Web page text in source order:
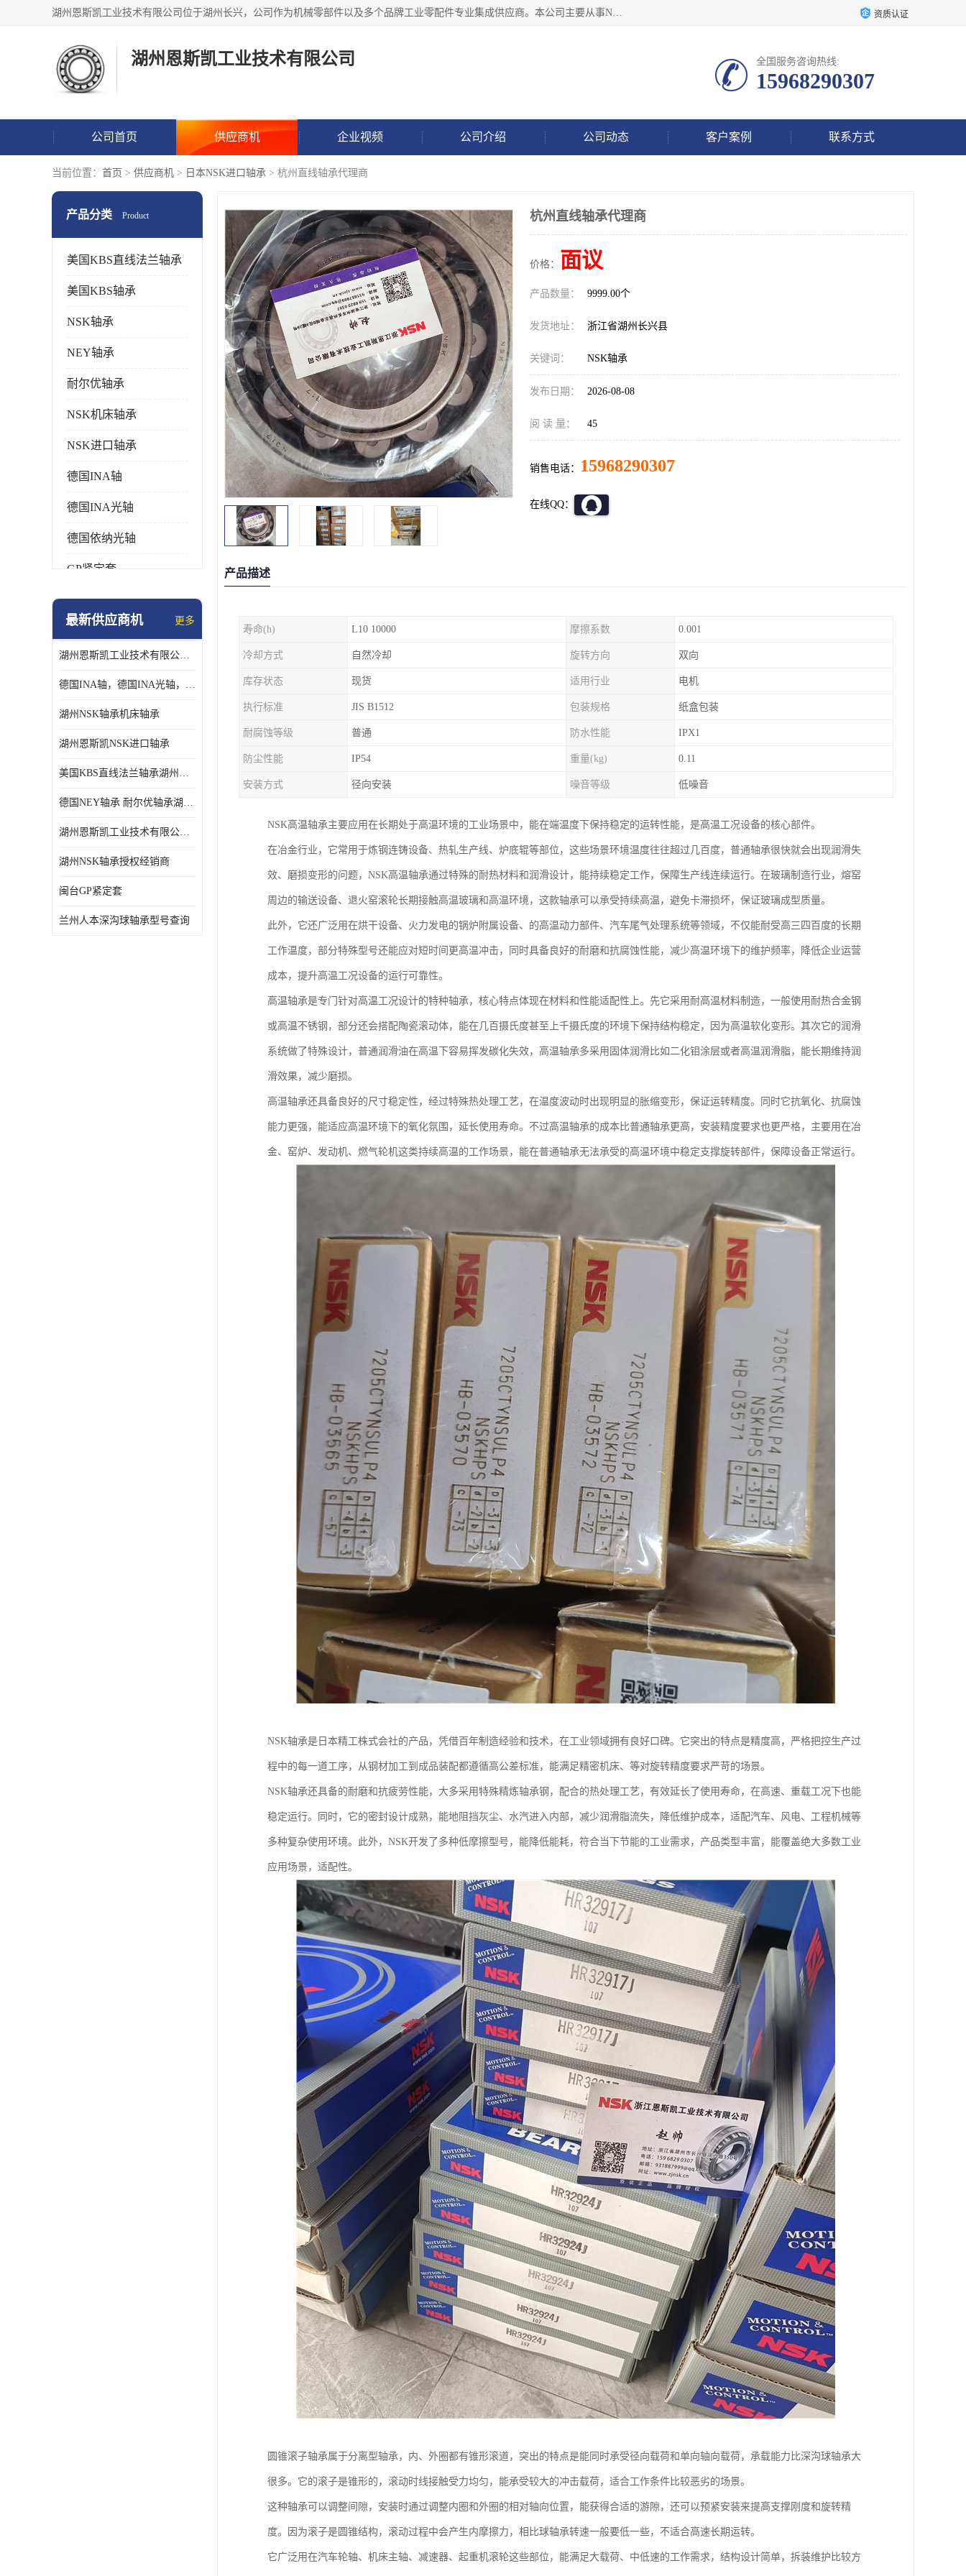
湖州恩斯凯工业技术有限公司位于湖州长兴，公司作为机械零部件以及多个品牌工业零配件专业集成供应商。本公司主要从事NSK进口轴承、SKF进口轴承、FAG进口轴承、NTN进口轴承、国产轴承：ZWZ、HRB、C&U轴承外球面轴承、导轨、丝杠、滑块、 润滑油、工业皮带及其他工业零部件的销售. 资质认证
湖州恩斯凯工业技术有限公司 全国服务咨询热线:
15968290307
公司首页 供应商机 企业视频 公司介绍 公司动态 客户案例 联系方式
当前位置： 首页 > 供应商机 > 日本NSK进口轴承 > 杭州直线轴承代理商
产品分类 Product
美国KBS直线法兰轴承
美国KBS轴承
NSK轴承
NEY轴承
耐尔优轴承
NSK机床轴承
NSK进口轴承
德国INA轴
德国INA光轴
德国依纳光轴
GP紧定套
SKF轴承
日本NSK进口轴承
德国INA进口轴承
最新供应商机 更多
湖州恩斯凯工业技术有限公司 湖州NSK轴承
德国INA轴，德国INA光轴，德国依纳光轴
湖州NSK轴承机床轴承
湖州恩斯凯NSK进口轴承
美国KBS直线法兰轴承湖州KBS轴承
德国NEY轴承 耐尔优轴承湖州代理商
湖州恩斯凯工业技术有限公司NSK轴承*经销商
湖州NSK轴承授权经销商
闽台GP紧定套
兰州人本深沟球轴承型号查询
杭州直线轴承代理商
价格： 面议
产品数量： 9999.00个
发货地址： 浙江省湖州长兴县
关键词： NSK轴承
发布日期： 2026-08-08
阅 读 量： 45
销售电话： 15968290307
在线QQ：
产品描述
寿命(h) L10 10000 摩擦系数 0.001
冷却方式 自然冷却 旋转方向 双向
库存状态 现货 适用行业 电机
执行标准 JIS B1512 包装规格 纸盒包装
耐腐蚀等级 普通 防水性能 IPX1
防尘性能 IP54 重量(kg) 0.11
安装方式 径向安装 噪音等级 低噪音
NSK高温轴承主要应用在长期处于高温环境的工业场景中，能在端温度下保持稳定的运转性能，是高温工况设备的核心部件。
在冶金行业，它常用于炼钢连铸设备、热轧生产线、炉底辊等部位，这些场景环境温度往往超过几百度，普通轴承很快就会出现润滑失
效、磨损变形的问题，NSK高温轴承通过特殊的耐热材料和润滑设计，能持续稳定工作，保障生产线连续运行。在玻璃制造行业，熔窑
周边的输送设备、退火窑滚轮长期接触高温玻璃和高温环境，这款轴承可以承受持续高温，避免卡滞损坏，保证玻璃成型质量。
此外，它还广泛用在烘干设备、火力发电的锅炉附属设备、的高温动力部件、汽车尾气处理系统等领域，不仅能耐受高三四百度的长期
工作温度，部分特殊型号还能应对短时间更高温冲击，同时具备良好的耐磨和抗腐蚀性能，减少高温环境下的维护频率，降低企业运营
成本，提升高温工况设备的运行可靠性。
高温轴承是专门针对高温工况设计的特种轴承，核心特点体现在材料和性能适配性上。先它采用耐高温材料制造，一般使用耐热合金钢
或高温不锈钢，部分还会搭配陶瓷滚动体，能在几百摄氏度甚至上千摄氏度的环境下保持结构稳定，因为高温软化变形。其次它的润滑
系统做了特殊设计，普通润滑油在高温下容易挥发碳化失效，高温轴承多采用固体润滑比如二化钼涂层或者高温润滑脂，能长期维持润
滑效果，减少磨损。
高温轴承还具备良好的尺寸稳定性，经过特殊热处理工艺，在温度波动时出现明显的胀缩变形，保证运转精度。同时它抗氧化、抗腐蚀
能力更强，能适应高温环境下的氧化氛围，延长使用寿命。不过高温轴承的成本比普通轴承更高，安装精度要求也更严格，主要用在冶
金、窑炉、发动机、燃气轮机这类持续高温的工作场景，能在普通轴承无法承受的高温环境中稳定支撑旋转部件，保障设备正常运行。
NSK轴承是日本精工株式会社的产品，凭借百年制造经验和技术，在工业领域拥有良好口碑。它突出的特点是精度高，严格把控生产过
程中的每一道工序，从钢材加工到成品装配都遵循高公差标准，能满足精密机床、等对旋转精度要求严苛的场景。
NSK轴承还具备的耐磨和抗疲劳性能，大多采用特殊精炼轴承钢，配合的热处理工艺，有效延长了使用寿命，在高速、重载工况下也能
稳定运行。同时，它的密封设计成熟，能地阻挡灰尘、水汽进入内部，减少润滑脂流失，降低维护成本，适配汽车、风电、工程机械等
多种复杂使用环境。此外，NSK开发了多种低摩擦型号，能降低能耗，符合当下节能的工业需求，产品类型丰富，能覆盖绝大多数工业
应用场景，适配性。
圆锥滚子轴承属于分离型轴承，内、外圈都有锥形滚道，突出的特点是能同时承受径向载荷和单向轴向载荷，承载能力比深沟球轴承大
很多。它的滚子是锥形的，滚动时线接触受力均匀，能承受较大的冲击载荷，适合工作条件比较恶劣的场景。
这种轴承可以调整间隙，安装时通过调整内圈和外圈的相对轴向位置，能获得合适的游隙，还可以预紧安装来提高支撑刚度和旋转精
度。因为滚子是圆锥结构，滚动过程中会产生内摩擦力，相比球轴承转速一般要低一些，不适合高速长期运转。
它广泛用在汽车轮轴、机床主轴、减速器、起重机滚轮这些部位，能满足大载荷、中低速的工作需求，结构设计简单，拆装维护比较方